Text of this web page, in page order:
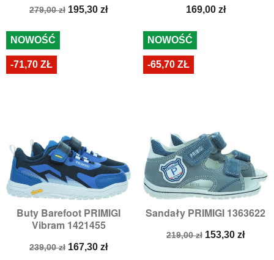
Cena
279,00 zł Cena
195,30 zł Cena
169,00 zł
Buty Barefoot PRIMIGI
Vibram 1421455
Cena
239,00 zł Cena
167,30 zł
NOWOŚĆ
-71,70 ZŁ
Sandały PRIMIGI 1363622
Cena
219,00 zł Cena
153,30 zł
NOWOŚĆ
-65,70 ZŁ